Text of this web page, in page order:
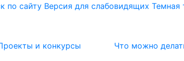
по сайту Версия для слабовидящих Темная
и конкурсы
Что можно